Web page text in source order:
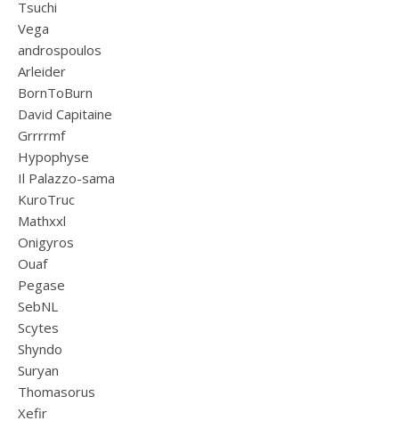
Tsuchi
Vega
androspoulos
Arleider
BornToBurn
David Capitaine
Grrrrmf
Hypophyse
Il Palazzo-sama
KuroTruc
Mathxxl
Onigyros
Ouaf
Pegase
SebNL
Scytes
Shyndo
Suryan
Thomasorus
Xefir